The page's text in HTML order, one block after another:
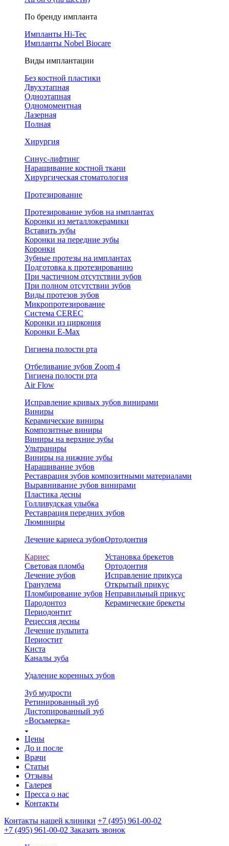
По бренду импланта
Импланты Hi-Tec
Импланты Nobel Biocare
Виды имплантации
Без костной пластики
Двухэтапная
Одноэтапная
Одномоментная
Лазерная
Полная
Хирургия
Синус-лифтинг
Наращивание костной ткани
Хирургическая стоматология
Протезирование
Протезирование зубов на имплантах
Коронки из металлокерамики
Вставить зубы
Коронки на передние зубы
Коронки
Зубные протезы на имплантах
Подготовка к протезированию
При частичном отсутствии зубов
При полном отсутствии зубов
Виды протезов зубов
Микропротезирование
Система CEREC
Коронки из циркония
Коронки E-Max
Гигиена полости рта
Отбеливание зубов Zoom 4
Гигиена полости рта
Air Flow
Исправление кривых зубов винирами
Виниры
Керамические виниры
Композитные виниры
Виниры на верхние зубы
Ультраниры
Виниры на нижние зубы
Наращивание зубов
Реставрация зубов композитными материалами
Выравнивание зубов винирами
Пластика десны
Голливудская улыбка
Реставрация передних зубов
Люминиры
Лечение кариеса зубов
Кариес
Световая пломба
Лечение зубов
Гранулема
Пломбирование зубов
Пародонтоз
Периодонтит
Рецессия десны
Лечение пульпита
Периостит
Киста
Каналы зуба
Ортодонтия
Установка брекетов
Ортодонтия
Исправление прикуса
Открытый прикус
Неправильный прикус
Керамические брекеты
Удаление коренных зубов
Зуб мудрости
Ретинированный зуб
Дистопированный зуб
«Восьмерка»
Цены
До и после
Врачи
Статьи
Отзывы
Галерея
Пресса о нас
Контакты
Контакты нашей клиники +7 (495) 961-00-02
+7 (495) 961-00-02 Заказать звонок